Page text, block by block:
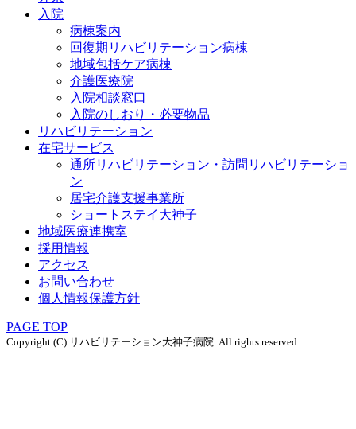
入院
病棟案内
回復期リハビリテーション病棟
地域包括ケア病棟
介護医療院
入院相談窓口
入院のしおり・必要物品
リハビリテーション
在宅サービス
通所リハビリテーション・訪問リハビリテーショ
ン
居宅介護支援事業所
ショートステイ大神子
地域医療連携室
採用情報
アクセス
お問い合わせ
個人情報保護方針
PAGE TOP
Copyright (C) リハビリテーション大神子病院. All rights reserved.